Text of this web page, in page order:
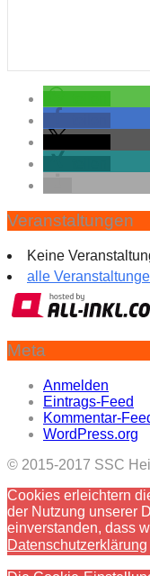
Veranstaltungen
Keine
alle
Meta
Anmelden
Eintrags-Feed
Kommentar-
WordPress.org
© 2015-2017 SSC
Cookies erleichtern
der Nutzung unserer
einverstanden, dass
Datenschutzerklärung